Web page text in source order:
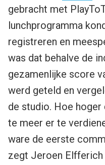
gebracht met
lunchprogramma
registreren en
was dat behalve de
gezamenlijke score
werd geteld en
de studio. Hoe
te meer er te
ware de eerste
zegt Jeroen Elfferich